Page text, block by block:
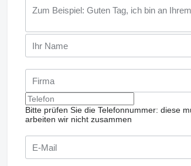
Bitte prüfen Sie die Telefonnummer: diese
arbeiten wir nicht zusammen